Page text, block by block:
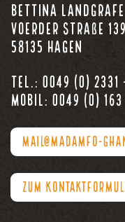
Bettina Landgrafe
Voerder Straße
58135 Hagen
Tel.: 0049 (0) 2331
Mobil: 0049 (0)
MAIL@MADAMFO-
ZUM